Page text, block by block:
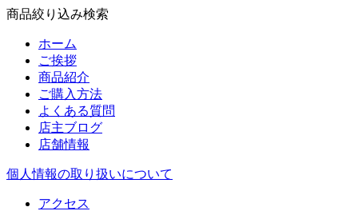
商品絞り込み検索
ホーム
ご挨拶
商品紹介
ご購入方法
よくある質問
店主ブログ
店舗情報
個人情報の取り扱いについて
アクセス